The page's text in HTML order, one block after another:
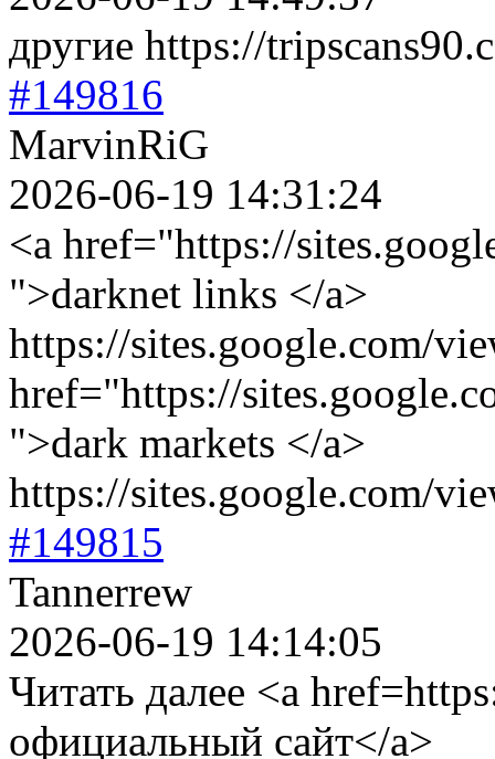
другие https://
#149816
MarvinRiG
2026-06-19 14:31:24
<a href="https://
">darknet links </a>
https://sites.google.com/
href="https://
">dark markets </a>
https://sites.google.com/
#149815
Tannerrew
2026-06-19 14:14:05
Читать далее <a
официальный сайт</a>